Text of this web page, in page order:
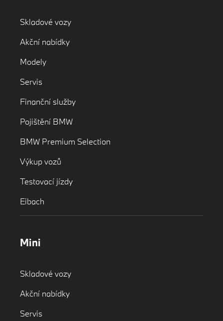
Skladové vozy
Akční nabídky
Modely
Servis
Finanční služby
Pojištění BMW
BMW Premium Selection
Výkup vozů
Testovací jízdy
Eibach
Mini
Skladové vozy
Akční nabídky
Servis